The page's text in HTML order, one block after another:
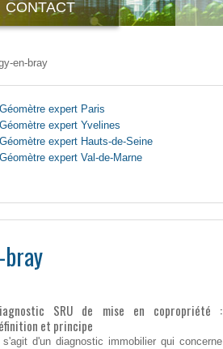
CONTACT
en-bray
Géomètre expert Paris
Géomètre expert Yvelines
Géomètre expert Hauts-de-Seine
Géomètre expert Val-de-Marne
SRU de mise en copropriété :
et principe
s'agit d'un diagnostic immobilier qui concerne